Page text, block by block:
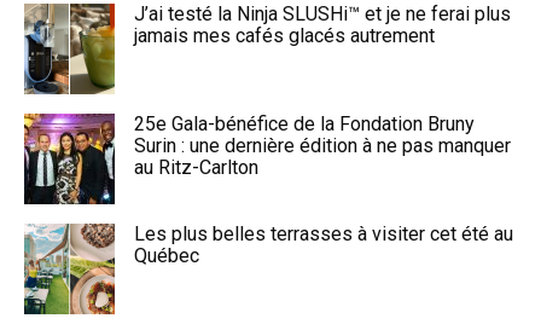
J’ai testé la Ninja SLUSHi™ et je ne ferai plus
jamais mes cafés glacés autrement
25e Gala-bénéfice de la Fondation Bruny
Surin : une dernière édition à ne pas manquer
au Ritz-Carlton
Les plus belles terrasses à visiter cet été au
Québec